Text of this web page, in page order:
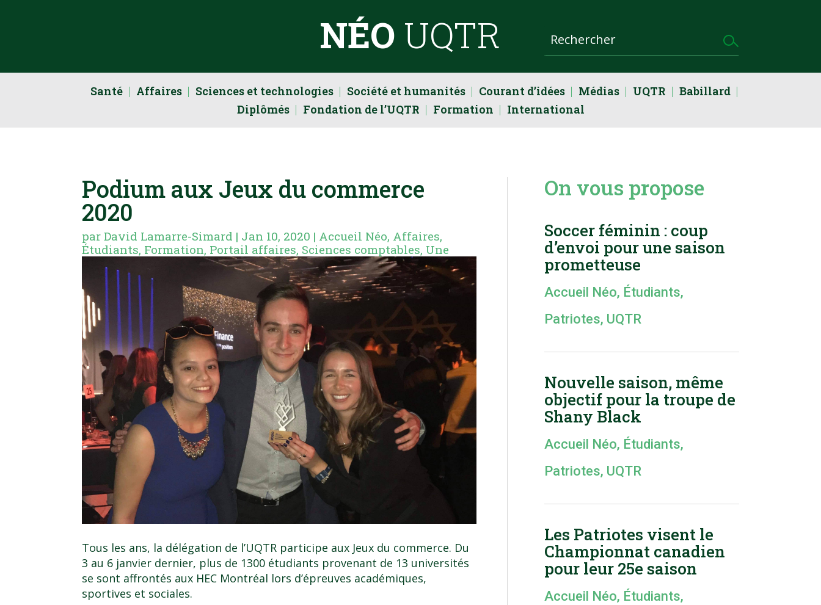
NÉO UQTR
Santé Affaires Sciences et technologies Société et humanités Courant d’idées Médias UQTR
Babillard
Diplômés
Fondation de l’UQTR Formation International
Podium aux Jeux du commerce
2020
parDavid Lamarre-Simard | Jan 10, 2020 | Accueil Néo, Affaires,
Étudiants, Formation, Portail affaires, Sciences comptables, Une
Tous les ans, la délégation de l’UQTR participe aux Jeux du commerce. Du
3 au 6 janvier dernier, plus de 1300 étudiants provenant de 13 universités
se sont affrontés aux HEC Montréal lors d’épreuves académiques,
sportives et sociales.
On vous propose
Soccer féminin : coup
d’envoi pour une saison
prometteuse
Accueil Néo, Étudiants,
Patriotes, UQTR
Nouvelle saison, même
objectif pour la troupe de
Shany Black
Accueil Néo, Étudiants,
Patriotes, UQTR
Les Patriotes visent le
Championnat canadien
pour leur 25e saison
Accueil Néo, Étudiants,